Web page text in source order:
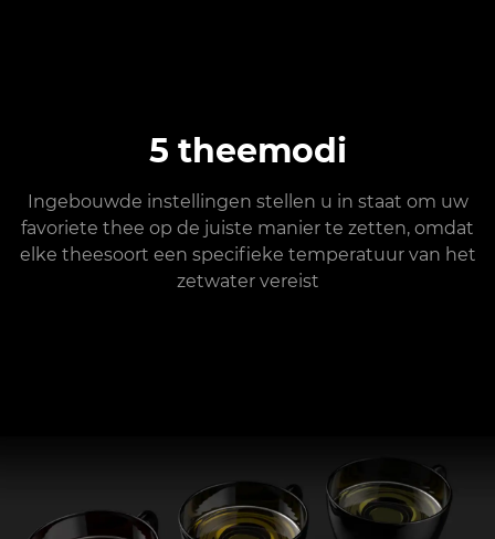
5 theemodi
Ingebouwde instellingen stellen u in staat om uw
favoriete thee op de juiste manier te zetten, omdat
elke theesoort een specifieke temperatuur van het
zetwater vereist